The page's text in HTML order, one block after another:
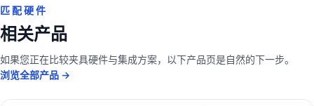
匹配硬件
相关产品
如果您正在比较夹具硬件与集成方案，以下产品页是自然的下一步。
浏览全部产品 →